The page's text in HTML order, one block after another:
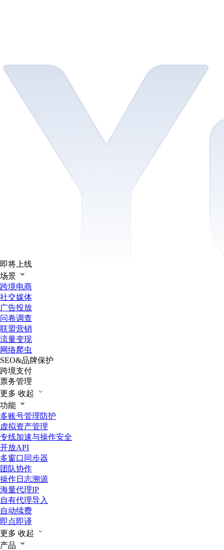
即将上线
场景
跨境电商
社交媒体
广告投放
问卷调查
联盟营销
流量变现
网络爬虫
SEO&品牌保护
跨境支付
票务管理
更多 收起
功能
多账号管理防护
虚拟资产管理
专线加速与操作安全
开放API
多窗口同步器
团队协作
操作日志溯源
海量代理IP
自有代理导入
自动续费
即点即译
更多 收起
产品